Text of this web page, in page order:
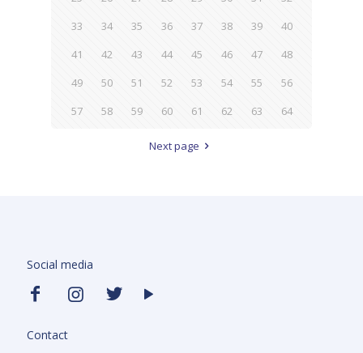
33
34 35 36 37 38 39
40
41
42 43 44 45 46 47
48
49
50 51 52 53 54 55
56
57
58 59 60 61 62 63 64
Next page
Social media
Contact